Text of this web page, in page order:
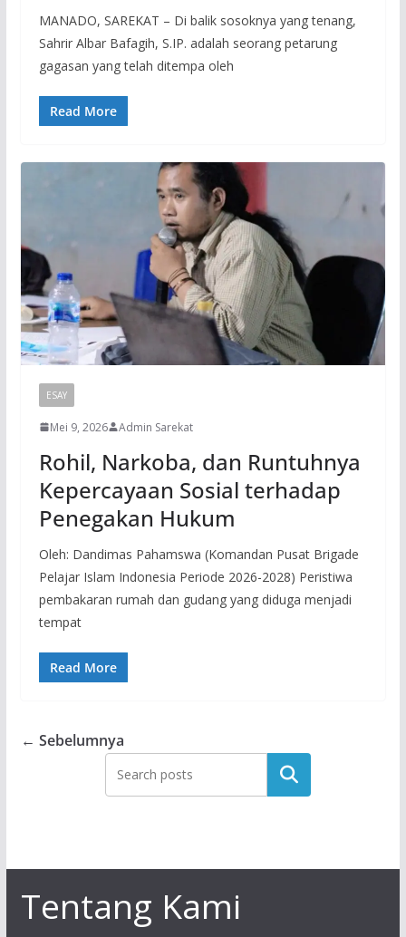
MANADO, SAREKAT – Di balik sosoknya yang tenang,
Sahrir Albar Bafagih, S.IP. adalah seorang petarung
gagasan yang telah ditempa oleh
Read More
ESAY
Mei 9, 2026 Admin Sarekat
Rohil, Narkoba, dan Runtuhnya
Kepercayaan Sosial terhadap
Penegakan Hukum
Oleh: Dandimas Pahamswa (Komandan Pusat Brigade
Pelajar Islam Indonesia Periode 2026-2028) Peristiwa
pembakaran rumah dan gudang yang diduga menjadi
tempat
Read More
← Sebelumnya
Tentang Kami